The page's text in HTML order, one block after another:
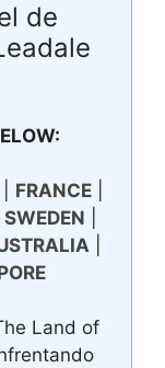
de
FRANCE|
SWEDEN
Land of